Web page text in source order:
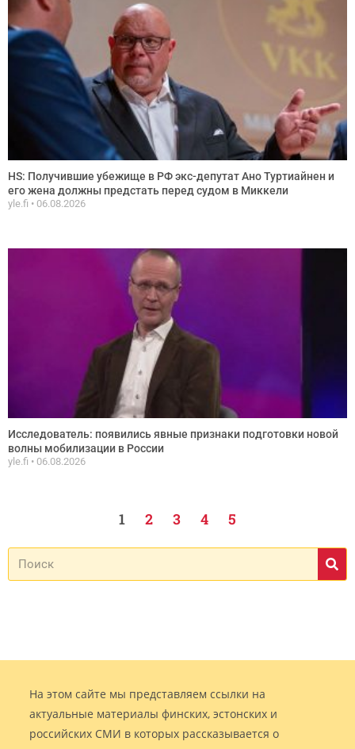
HS: Получившие убежище в РФ экс-депутат Ано Туртиайнен и
его жена должны предстать перед судом в Миккели
yle.fi 06.08.2026
Исследователь: появились явные признаки подготовки новой
волны мобилизации в России
yle.fi 06.08.2026
1 2 3 4 5
На этом сайте мы представляем ссылки на
актуальные материалы финских, эстонских и
российских СМИ в которых рассказывается о